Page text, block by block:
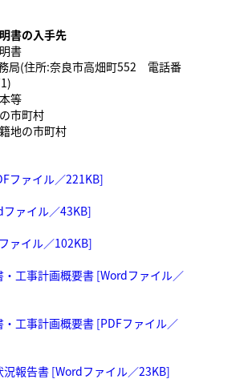
書の入手先
書
局(住所:奈良市高畑町552 電話番
等
市町村
地の市町村
ファイル／221KB]
ァイル／43KB]
ァイル／102KB]
・工事計画概要書 [Wordファイル／
工事計画概要書 [PDFファイル／
況報告書 [Wordファイル／23KB]